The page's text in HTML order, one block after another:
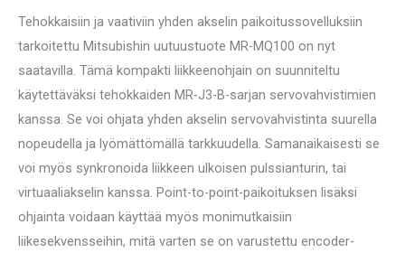
Tehokkaisiin ja vaativiin yhden akselin paikoitussovelluksiin
tarkoitettu Mitsubishin uutuustuote MR-MQ100 on nyt
saatavilla. Tämä kompakti liikkeenohjain on suunniteltu
käytettäväksi tehokkaiden MR-J3-B-sarjan servovahvistimien
kanssa. Se voi ohjata yhden akselin servovahvistinta suurella
nopeudella ja lyömättömällä tarkkuudella. Samanaikaisesti se
voi myös synkronoida liikkeen ulkoisen pulssianturin, tai
virtuaaliakselin kanssa. Point-to-point-paikoituksen lisäksi
ohjainta voidaan käyttää myös monimutkaisiin
liikesekvensseihin, mitä varten se on varustettu encoder-